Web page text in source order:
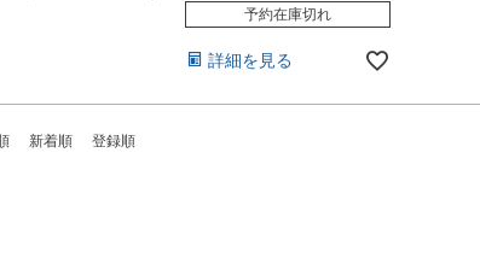
予約在庫切れ
詳細を見る
新着順 登録順